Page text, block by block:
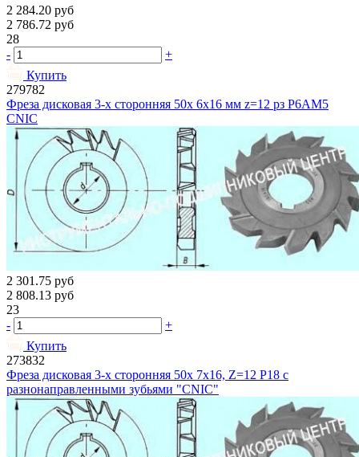
2 284.20 руб
2 786.72 руб
28
-
+
Купить
279782
Фреза дисковая 3-х сторонняя 50x 6x16 мм z=12 рз Р6АМ5
CNIC
2 301.75 руб
2 808.13 руб
23
-
+
Купить
273832
Фреза дисковая 3-х сторонняя 50х 7х16, Z=12 Р18 с
разнонаправленными зубьями "CNIC"